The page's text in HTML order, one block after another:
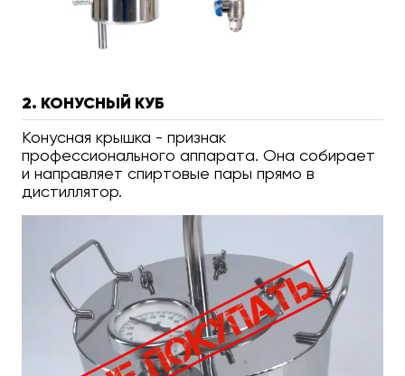
2. КОНУСНЫЙ КУБ
Конусная крышка - признак
профессионального аппарата. Она собирает
и направляет спиртовые пары прямо в
дистиллятор.